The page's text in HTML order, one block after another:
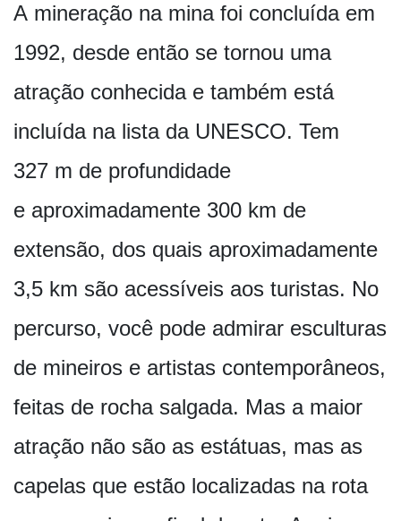
A mineração na mina foi concluída em
1992, desde então se tornou uma
atração conhecida e também está
incluída na lista da UNESCO. Tem
327 m de profundidade
e aproximadamente 300 km de
extensão, dos quais aproximadamente
3,5 km são acessíveis aos turistas. No
percurso, você pode admirar esculturas
de mineiros e artistas contemporâneos,
feitas de rocha salgada. Mas a maior
atração não são as estátuas, mas as
capelas que estão localizadas na rota